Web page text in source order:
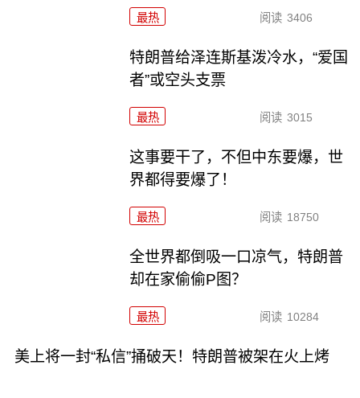
最热 阅读 3406
特朗普给泽连斯基泼冷水，“爱国
者”或空头支票
最热 阅读 3015
这事要干了，不但中东要爆，世
界都得要爆了！
最热 阅读 18750
全世界都倒吸一口凉气，特朗普
却在家偷偷P图？
最热 阅读 10284
美上将一封“私信”捅破天！特朗普被架在火上烤